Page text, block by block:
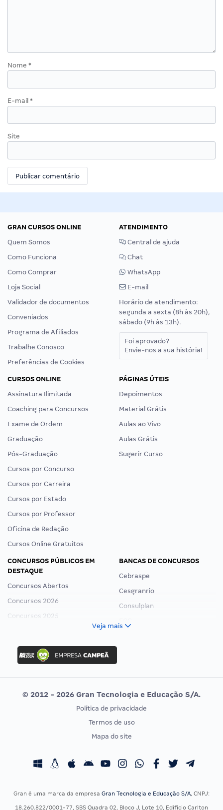
Nome *
E-mail *
Site
GRAN CURSOS ONLINE
Quem Somos
Como Funciona
Como Comprar
Loja Social
Validador de documentos
Conveniados
Programa de Afiliados
Trabalhe Conosco
Preferências de Cookies
ATENDIMENTO
Central de ajuda
Chat
WhatsApp
E-mail
Horário de atendimento:
segunda a sexta (8h às 20h),
sábado (9h às 13h).
Foi aprovado?
Envie-nos a sua história!
CURSOS ONLINE
Assinatura Ilimitada
Coaching para Concursos
Exame de Ordem
Graduação
Pós-Graduação
Cursos por Concurso
Cursos por Carreira
Cursos por Estado
Cursos por Professor
Oficina de Redação
Cursos Online Gratuitos
PÁGINAS ÚTEIS
Depoimentos
Material Grátis
Aulas ao Vivo
Aulas Grátis
Sugerir Curso
CONCURSOS PÚBLICOS EM
DESTAQUE
Concursos Abertos
Concursos 2026
Concursos 2025
Concurso Ibama
Concurso MPU
Editais publicados
BANCAS DE CONCURSOS
Cebraspe
Cesgranrio
Consulplan
Vunesp
CONCURSOS POR PROFISSÃO
Concursos Fiscais
EXAME DE ORDEM
Calendário OAB
Veja mais
© 2012 - 2026 Gran Tecnologia e Educação S/A.
Política de privacidade
Termos de uso
Mapa do site
Gran é uma marca da empresa Gran Tecnologia e Educação S/A, CNPJ:
18.260.822/0001-77, SBS Quadra 02, Bloco J, Lote 10, Edifício Carlton